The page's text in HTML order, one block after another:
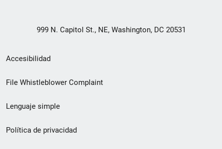
999 N. Capitol St., NE, Washington, DC 20531
Menú
de
de
pie
Accesibilidad
File Whistleblower Complaint
Lenguaje simple
Política de privacidad